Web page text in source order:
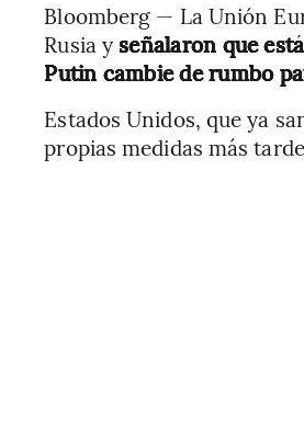
Bloomberg — La Unión
Rusia y señalaron que
Putin cambie de rumbo
Estados Unidos, que ya
propias medidas más